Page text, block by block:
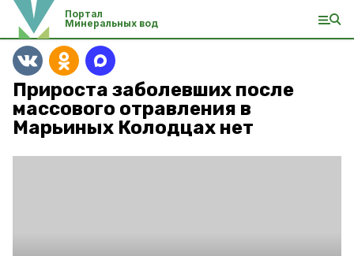
Портал
Минеральных вод
Прироста заболевших после
массового отравления в
Марьиных Колодцах нет